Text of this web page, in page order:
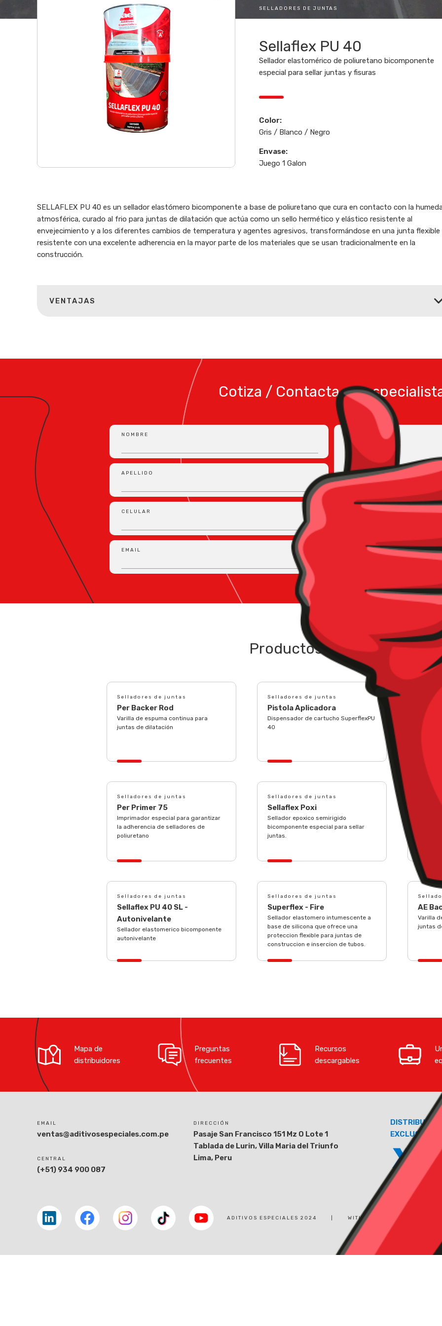
SELLADORES DE JUNTAS
Sellaflex PU 40
Sellador elastomérico de poliuretano bicomponente
especial para sellar juntas y fisuras
Color:
Gris / Blanco / Negro
Envase:
Juego 1 Galon
SELLAFLEX PU 40 es un sellador elastómero bicomponente a base de poliuretano que cura en contacto con la
atmosférica, curado al frio para juntas de dilatación que actúa como un sello hermético y elástico resistente al
envejecimiento y a los diferentes cambios de temperatura y agentes agresivos, transformándose en una junta flexible
resistente con una excelente adherencia en la mayor parte de los materiales que se usan tradicionalmente en la
construcción.
VENTAJAS
Cotiza / Contacta un
NOMBRE
APELLIDO
CELULAR
EMAIL
MENSAJE
Productos relacionados
Selladores de juntas
Per Backer Rod
Varilla de espuma continua para
juntas de dilatación
Selladores de juntas
Pistola Aplicadora
Dispensador de cartucho SuperflexPU
40
Per
Selladores de juntas
Per Primer 75
Imprimador especial para garantizar
la adherencia de selladores de
poliuretano
Selladores de juntas
Sellaflex Poxi
Sellador epoxico semirigido
bicomponente especial para sellar
juntas.
Selladores de juntas
Sellaflex PU 40 SL -
Autonivelante
Sellador elastomerico bicomponente
autonivelante
Selladores de juntas
Superflex - Fire
Sellador elastomero intumescente a
base de silicona que ofrece una
proteccion flexible para juntas de
construccion e insercion de tubos.
AE
Varilla
juntas
Mapa de
distribuidores
Preguntas
frecuentes
Recursos
descargables
EMAIL
ventas@aditivosespeciales.com.pe
CENTRAL
(+51) 934 900 087
DIRECCIÓN
Pasaje San Francisco 151 Mz O Lote 1
Tablada de Lurin, Villa Maria del Triunfo
Lima, Peru
EXCLUSIVO
Linkedin facebook facebook tiktok
youtube
ADITIVOS ESPECIALES 2024
WITH ❤ BY WOOHUSTUDIO